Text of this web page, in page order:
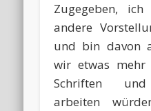
Zugegeben,
andere
und bin davon
wir etwas mehr
Schriften und
arbeiten